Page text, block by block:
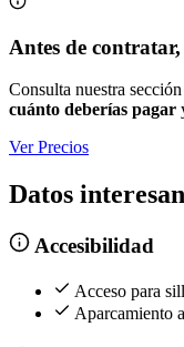
Antes de
Consulta nuestra
cuánto deberías pagar
Ver Precios
Datos
Accesibilidad
Acceso para
Aparcamiento